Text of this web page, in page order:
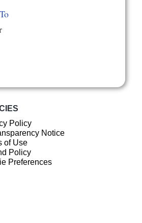
Policy
Notice
of Use
Policy
Preferences